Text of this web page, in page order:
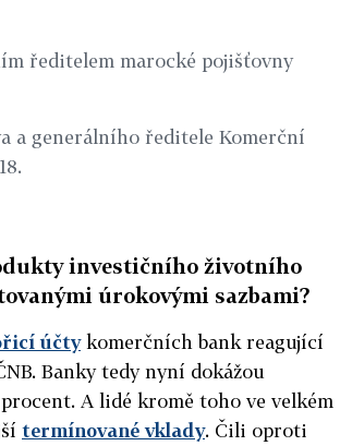
ředitelem marocké pojišťovny
a generálního ředitele Komerční
investičního životního
úrokovými sazbami?
účtykomerčních bank reagující
Banky tedy nyní dokážou
A lidé kromě toho ve velkém
termínované vklady. Čili oproti